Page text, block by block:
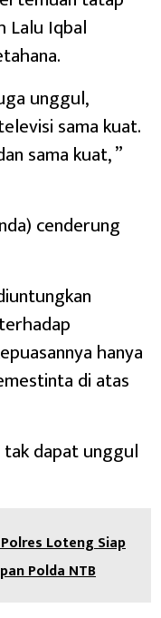
Lalu Iqbal
unggul,
sama kuat.
sama kuat, ”
cenderung
hanya
di atas
dapat unggul
Loteng Siap
Polda NTB